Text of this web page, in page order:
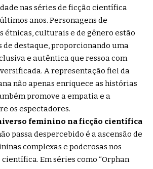
nas séries de ficção científica
anos. Personagens de
étnicas, culturais e de gênero estão
de destaque, proporcionando uma
e autêntica que ressoa com
A representação fiel da
não apenas enriquece as histórias
promove a empatia e a
os espectadores.
feminino na ficção científica
passa despercebido é a ascensão de
complexas e poderosas nos
Em séries como “Orphan